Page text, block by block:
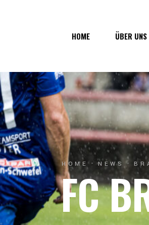
HOME ÜBER UNS
Über uns
Vorstand
HOME NEWS
FC